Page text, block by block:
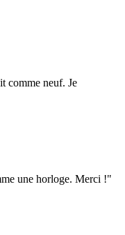
comme neuf. Je
une horloge. Merci !"